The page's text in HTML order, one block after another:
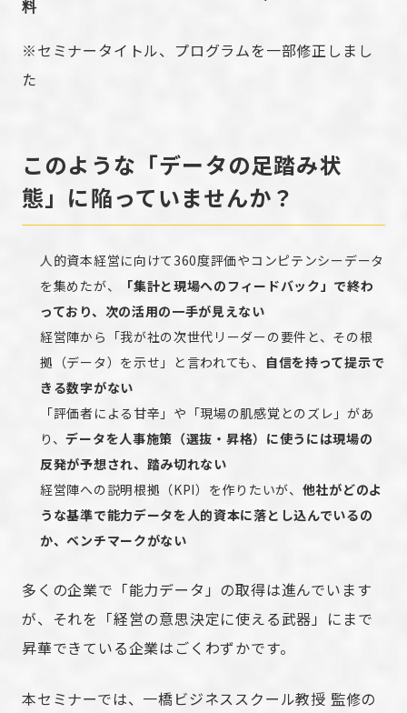
料
※セミナータイトル、プログラムを一部修正しまし
た
このような「データの足踏み状
態」に陥っていませんか？
人的資本経営に向けて360度評価やコンピテンシーデータ
を集めたが、
「集計と現場へのフィードバック」で終わ
っており、次の活用の一手が見えない
経営陣から「我が社の次世代リーダーの要件と、その根
拠（データ）を示せ」と言われても、 自信を持って提示で
きる数字がない
「評価者による甘辛」や「現場の肌感覚とのズレ」があ
り、データを人事施策（選抜・昇格）に使うには現場の
反発が予想され、踏み切れない
経営陣への説明根拠（KPI）を作りたいが、 他社がどのよ
うな基準で能力データを人的資本に落とし込んでいるの
か、ベンチマークがない
多くの企業で「能力データ」の取得は進んでいます
が、それを「経営の意思決定に使える武器」にまで
昇華できている企業はごくわずかです。
本セミナーでは、一橋ビジネススクール教授 監修の